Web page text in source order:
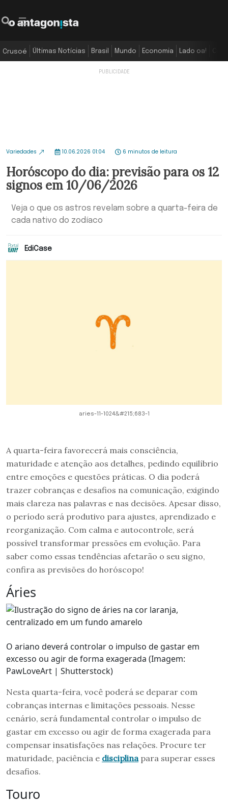
Crusoé Últimas Notícias Brasil Mundo Economia Lado oa!
Variedades 10.06.2026 01:04 6 minutos de leitura
Horóscopo do dia: previsão para os 12
signos em 10/06/2026
Veja o que os astros revelam sobre a quarta-feira de
cada nativo do zodíaco
EdiCase
aries-11-1024&#215;683-1
A quarta-feira favorecerá mais consciência,
maturidade e atenção aos detalhes, pedindo equilíbrio
entre emoções e questões práticas. O dia poderá
trazer cobranças e desafios na comunicação, exigindo
mais clareza nas palavras e nas decisões. Apesar disso,
o período será produtivo para ajustes, aprendizado e
reorganização. Com calma e autocontrole, será
possível transformar pressões em evolução. Para
saber como essas tendências afetarão o seu signo,
confira as previsões do horóscopo!
Áries
O ariano deverá controlar o impulso de gastar em
excesso ou agir de forma exagerada (Imagem:
PawLoveArt | Shutterstock)
Nesta quarta-feira, você poderá se deparar com
cobranças internas e limitações pessoais. Nesse
cenário, será fundamental controlar o impulso de
gastar em excesso ou agir de forma exagerada para
compensar insatisfações nas relações. Procure ter
maturidade, paciência e disciplinapara superar esses
desafios.
Touro